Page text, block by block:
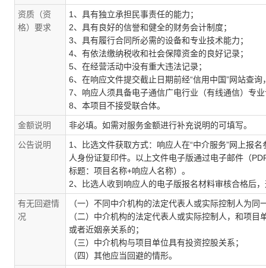
资质（资
格）要求
1、具有独立承担民事责任的能力；
2、具有良好的信誉和健全的财务会计制度；
3、具有履行合同所必需的设备和专业技术能力；
4、有依法缴纳税收和社会保障资金的良好记录；
5、在经营活动中没有重大违法记录；
6、在响应文件提交截止日期前经“信用中国”网站查
7、响应人须具备电子通信广电行业（有线通信）专
8、本项目不接受联合体。
金额说明 非必填。如需对服务金额进行补充说明的可填写。
公告说明
1、比选文件获取方式：响应人在“中介服务”网上报
人身份证复印件。以上文件电子版通过电子邮件（
标题：项目名称+响应人名称）。
2、比选人收到响应人的电子版报名材料审核合格后
有无回避情
况
（一）不同中介机构的法定代表人或实际控制人为同
（二）中介机构的法定代表人或实际控制人，和项
或者近姻亲关系的；
（三）中介机构与项目单位具有投资控股关系；
（四）其他应当回避的情形。